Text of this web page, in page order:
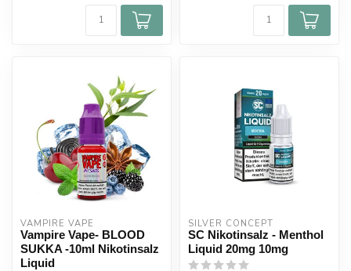
VAMPIRE VAPE
Vampire Vape- BLOOD
SUKKA -10ml Nikotinsalz
Liquid
SILVER CONCEPT
SC Nikotinsalz - Menthol
Liquid 20mg 10mg